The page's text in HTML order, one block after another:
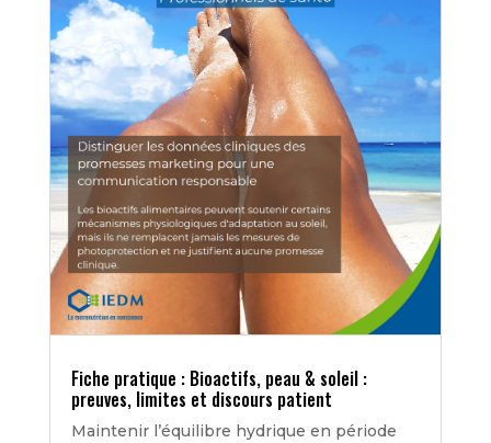
Fiche pratique : Bioactifs, peau & soleil :
preuves, limites et discours patient
Maintenir l’équilibre hydrique en période